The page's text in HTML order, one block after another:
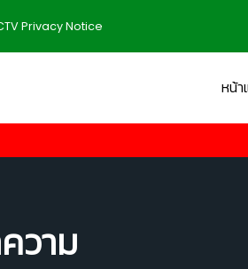
Privacy Notice
หน้า
วาม